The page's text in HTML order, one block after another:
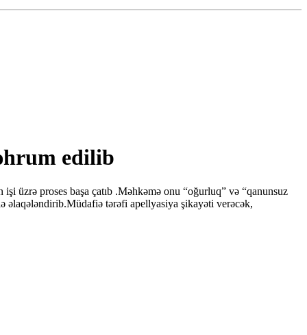
edilib
üzrə proses başa çatıb .Məhkəmə onu “oğurluq” və “qanunsuz
əlaqələndirib.Müdafiə tərəfi apellyasiya şikayəti verəcək,